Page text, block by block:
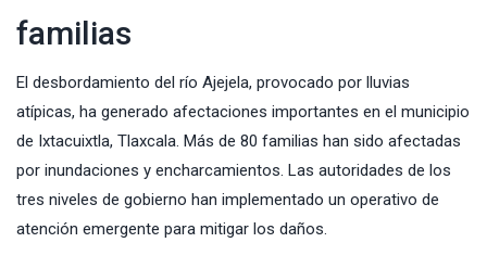
familias
El desbordamiento del río Ajejela, provocado por lluvias
atípicas, ha generado afectaciones importantes en el municipio
de Ixtacuixtla, Tlaxcala. Más de 80 familias han sido afectadas
por inundaciones y encharcamientos. Las autoridades de los
tres niveles de gobierno han implementado un operativo de
atención emergente para mitigar los daños.